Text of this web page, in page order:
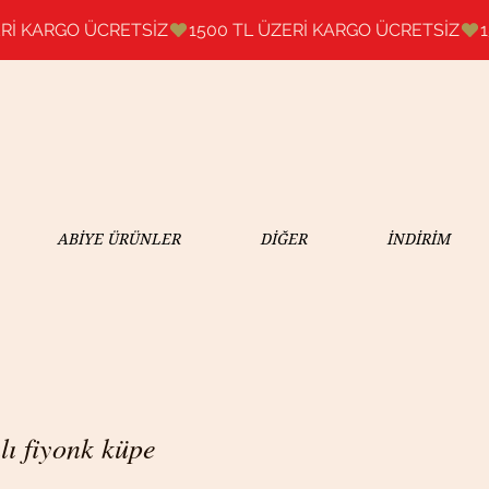
ABİYE ÜRÜNLER DİĞER İNDİRİM
fiyonk küpe